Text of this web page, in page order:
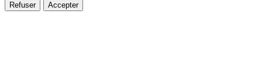
Refuser Accepter